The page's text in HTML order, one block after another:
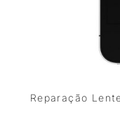
Reparação